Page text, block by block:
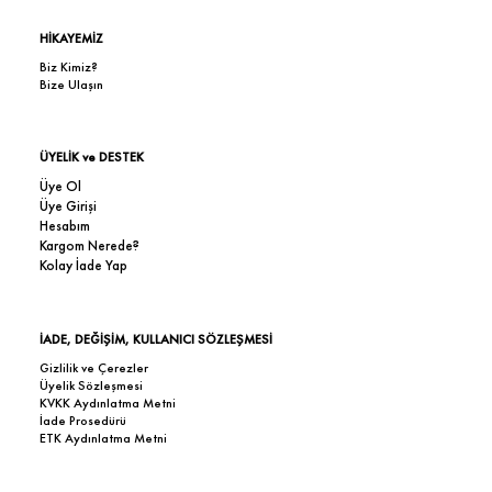
HİKAYEMİZ
Biz Kimiz?
Bize Ulaşın
ÜYELİK ve DESTEK
Üye Ol
Üye Girişi
Hesabım
Kargom Nerede?
Kolay İade Yap
İADE, DEĞİŞİM, KULLANICI SÖZLEŞMESİ
Gizlilik ve Çerezler
Üyelik Sözleşmesi
KVKK Aydınlatma Metni
İade Prosedürü
ETK Aydınlatma Metni